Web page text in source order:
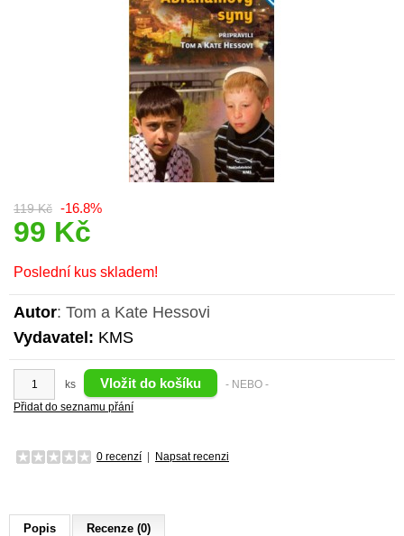
119 Kč -16.8%
99 Kč
Poslední kus skladem!
Autor: Tom a Kate Hessovi
Vydavatel: KMS
ks
- NEBO -
Přidat do seznamu přání
0 recenzí | Napsat recenzi
Popis Recenze (0)